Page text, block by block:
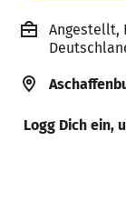
Angestellt,
Logg Dich ein,